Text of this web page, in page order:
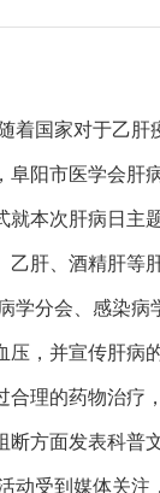
着国家对于乙肝
阜阳市医学会肝
就本次肝病日主
乙肝、酒精肝等
学分会、感染病
压，并宣传肝病
合理的药物治疗
断方面发表科普
动受到媒体关注